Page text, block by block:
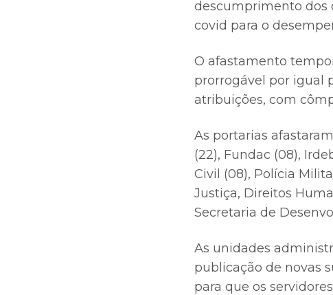
descumprimento dos
covid para o
O afastamento
prorrogável por igual
atribuições, com
As portarias
(22), Fundac (08),
Civil (08), Polícia
Justiça, Direitos
Secretaria de
As unidades
publicação de novas
para que os